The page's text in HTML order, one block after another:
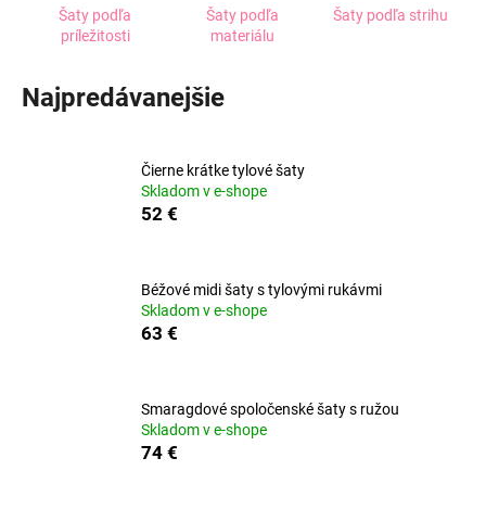
Šaty podľa
príležitosti
Šaty podľa
materiálu
Šaty podľa strihu
Najpredávanejšie
Čierne krátke tylové šaty
Skladom v e-shope
52 €
Béžové midi šaty s tylovými rukávmi
Skladom v e-shope
63 €
Smaragdové spoločenské šaty s ružou
Skladom v e-shope
74 €